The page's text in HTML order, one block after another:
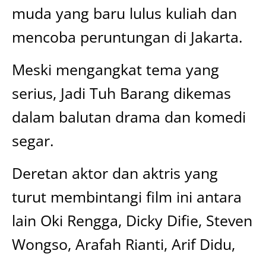
muda yang baru lulus kuliah dan
mencoba peruntungan di Jakarta.
Meski mengangkat tema yang
serius, Jadi Tuh Barang dikemas
dalam balutan drama dan komedi
segar.
Deretan aktor dan aktris yang
turut membintangi film ini antara
lain Oki Rengga, Dicky Difie, Steven
Wongso, Arafah Rianti, Arif Didu,